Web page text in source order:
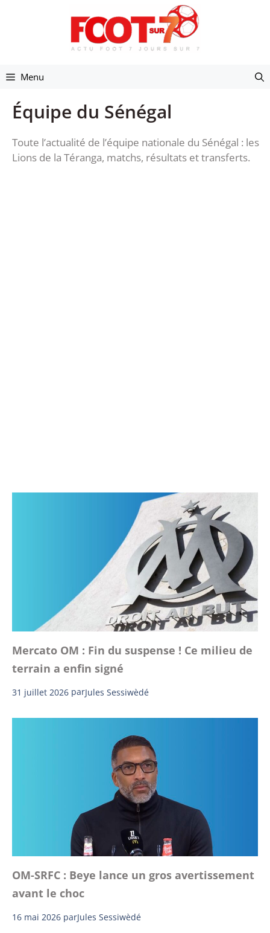
Menu
Équipe du Sénégal
Toute l’actualité de l’équipe nationale du Sénégal : les
Lions de la Téranga, matchs, résultats et transferts.
Mercato OM : Fin du suspense ! Ce milieu de
terrain a enfin signé
31 juillet 2026 parJules Sessiwèdé
OM-SRFC : Beye lance un gros avertissement
avant le choc
16 mai 2026 parJules Sessiwèdé